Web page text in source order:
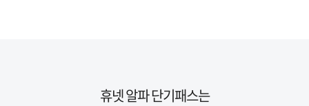
휴넷 알파 단기패스는